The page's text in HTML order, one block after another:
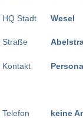
HQ Stadt
Straße
Kontakt
Telefon
Wesel
keine